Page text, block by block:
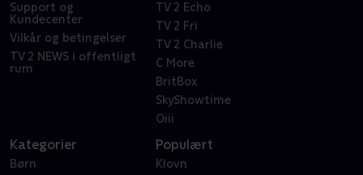
Support og
Kundecenter
Vilkår og betingelser
TV 2 NEWS i offentligt
rum
TV 2 Echo
TV 2 Fri
TV 2 Charlie
C More
BritBox
SkyShowtime
Oiii
Kategorier
Børn
Populært
Klovn